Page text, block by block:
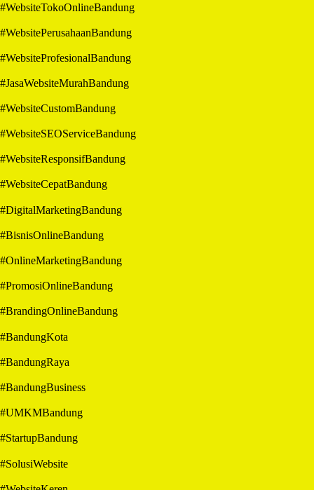
#WebsiteTokoOnlineBandung
#WebsitePerusahaanBandung
#WebsiteProfesionalBandung
#JasaWebsiteMurahBandung
#WebsiteCustomBandung
#WebsiteSEOServiceBandung
#WebsiteResponsifBandung
#WebsiteCepatBandung
#DigitalMarketingBandung
#BisnisOnlineBandung
#OnlineMarketingBandung
#PromosiOnlineBandung
#BrandingOnlineBandung
#BandungKota
#BandungRaya
#BandungBusiness
#UMKMBandung
#StartupBandung
#SolusiWebsite